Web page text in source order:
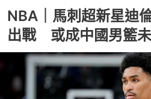
NBA｜馬刺超新星迪
出戰 或成中國男籃